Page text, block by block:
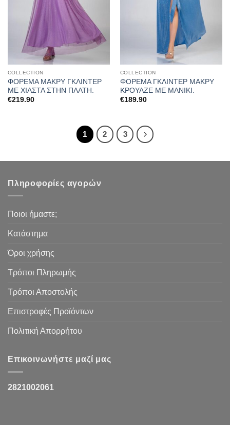
COLLECTION
ΦΟΡΕΜΑ ΜΑΚΡΥ ΓΚΛΙΝΤΕΡ
ΜΕ ΧΙΑΣΤΑ ΣΤΗΝ ΠΛΑΤΗ.
€219.90
COLLECTION
ΦΟΡΕΜΑ ΓΚΛΙΝΤΕΡ ΜΑΚΡΥ
ΚΡΟΥΑΖΕ ΜΕ ΜΑΝΙΚΙ.
€189.90
1 2 3
Πληροφορίες αγορών
Ποιοι ήμαστε;
Κατάστημα
Όροι χρήσης
Τρόποι Πληρωμής
Τρόποι Αποστολής
Επιστροφές Προϊόντων
Πολιτική Απορρήτου
Επικοινωνήστε μαζί μας
2821002061